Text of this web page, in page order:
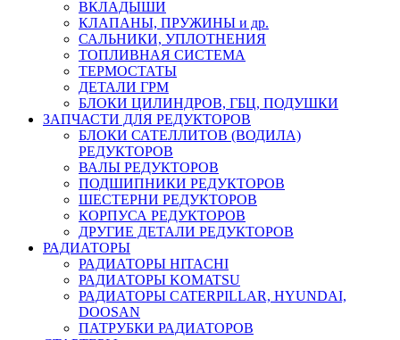
ВКЛАДЫШИ
КЛАПАНЫ, ПРУЖИНЫ и др.
САЛЬНИКИ, УПЛОТНЕНИЯ
ТОПЛИВНАЯ СИСТЕМА
ТЕРМОСТАТЫ
ДЕТАЛИ ГРМ
БЛОКИ ЦИЛИНДРОВ, ГБЦ, ПОДУШКИ
ЗАПЧАСТИ ДЛЯ РЕДУКТОРОВ
БЛОКИ САТЕЛЛИТОВ (ВОДИЛА)
РЕДУКТОРОВ
ВАЛЫ РЕДУКТОРОВ
ПОДШИПНИКИ РЕДУКТОРОВ
ШЕСТЕРНИ РЕДУКТОРОВ
КОРПУСА РЕДУКТОРОВ
ДРУГИЕ ДЕТАЛИ РЕДУКТОРОВ
РАДИАТОРЫ
РАДИАТОРЫ HITACHI
РАДИАТОРЫ KOMATSU
РАДИАТОРЫ CATERPILLAR, HYUNDAI,
DOOSAN
ПАТРУБКИ РАДИАТОРОВ